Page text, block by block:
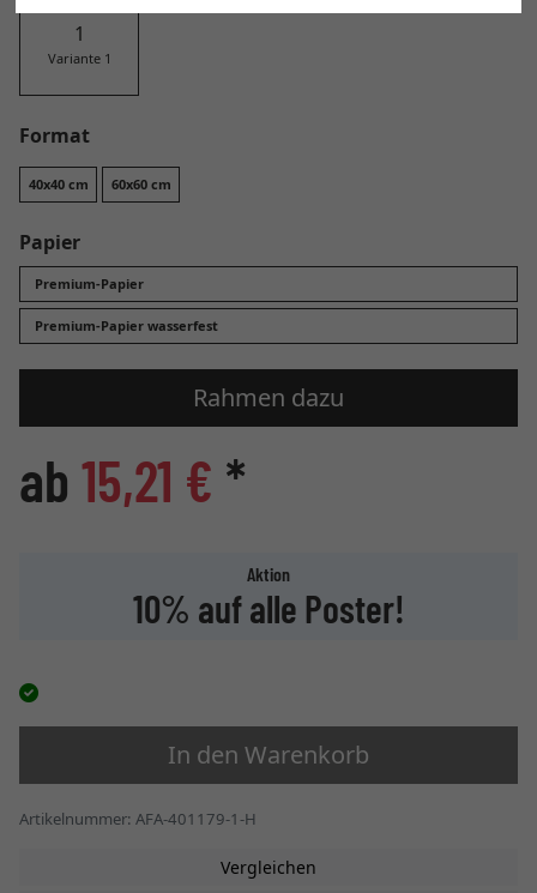
Variante 1
Format
40x40 cm 60x60 cm
Papier
Premium-Papier
Premium-Papier wasserfest
Rahmen dazu
ab 15,21 € *
Aktion
10% auf alle Poster!
In den Warenkorb
Artikelnummer: AFA-401179-1-H
Vergleichen